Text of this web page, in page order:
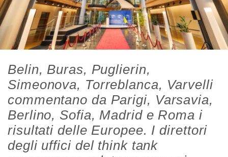
Belin, Buras, Puglierin,
Simeonova, Torreblanca, Varvelli
commentano da Parigi, Varsavia,
Berlino, Sofia, Madrid e Roma i
risultati delle Europee. I direttori
degli uffici del think tank